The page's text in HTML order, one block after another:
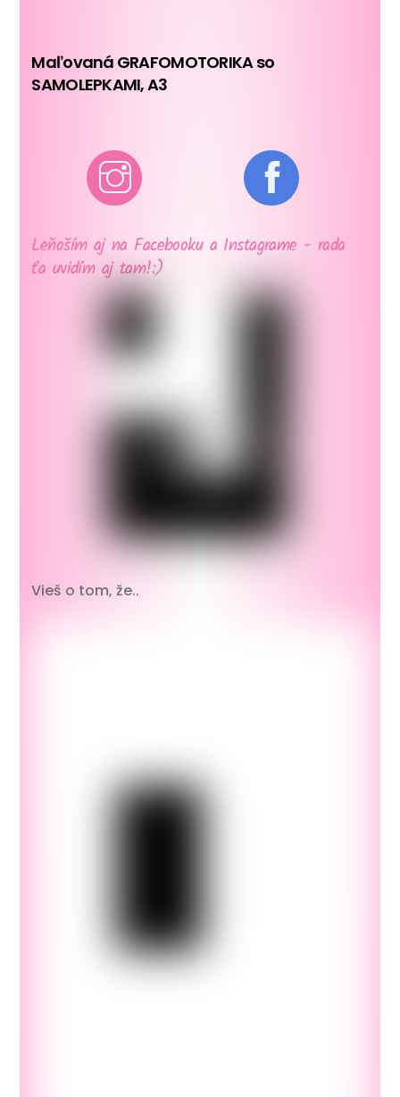
Maľovaná GRAFOMOTORIKA so
SAMOLEPKAMI, A3
Leňoším aj na Facebooku a Instagrame - rada
ťa uvidím aj tam!:)
Vieš o tom, že..